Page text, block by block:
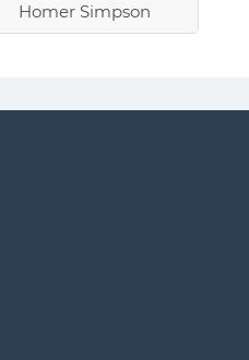
Homer Simpson